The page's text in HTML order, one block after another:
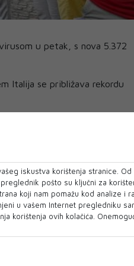
u petak, s nova 5.372
Italija se približava rekordu
28 ljudi, ukupno 36.111,
europskih zemalja kontrolira
nošenje maski na
siječnja.
bude potrebno", ali neće
iskustva korištenja stranice. Od
pošto su ključni za
koji nam pomažu kod analize i
u vašem Internet pregledniku
korištenja ovih kolačića.